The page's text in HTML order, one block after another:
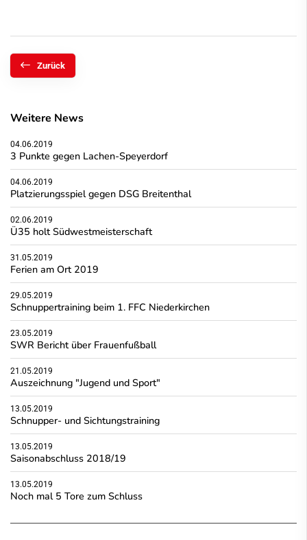
Zurück
Weitere News
04.06.2019
3 Punkte gegen Lachen-Speyerdorf
04.06.2019
Platzierungsspiel gegen DSG Breitenthal
02.06.2019
Ü35 holt Südwestmeisterschaft
31.05.2019
Ferien am Ort 2019
29.05.2019
Schnuppertraining beim 1. FFC Niederkirchen
23.05.2019
SWR Bericht über Frauenfußball
21.05.2019
Auszeichnung "Jugend und Sport"
13.05.2019
Schnupper- und Sichtungstraining
13.05.2019
Saisonabschluss 2018/19
13.05.2019
Noch mal 5 Tore zum Schluss